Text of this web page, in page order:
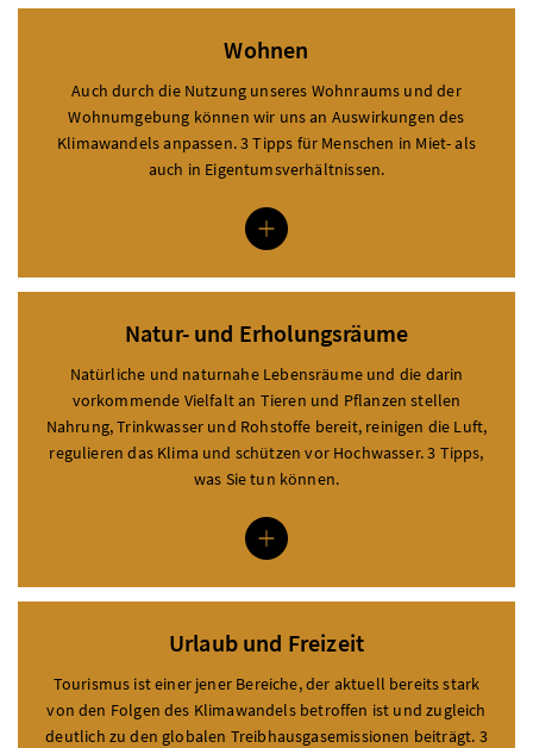
Wohnen
Auch durch die Nutzung unseres Wohnraums und der
Wohnumgebung können wir uns an Auswirkungen des
Klimawandels anpassen. 3 Tipps für Menschen in Miet- als
auch in Eigentumsverhältnissen.
Modal Wohnen öffnen
Natur- und Erholungsräume
Natürliche und naturnahe Lebensräume und die darin
vorkommende Vielfalt an Tieren und Pflanzen stellen
Nahrung, Trinkwasser und Rohstoffe bereit, reinigen die Luft,
regulieren das Klima und schützen vor Hochwasser. 3 Tipps,
was Sie tun können.
Modal Natur- und Erholungsräume öffnen
Urlaub und Freizeit
Tourismus ist einer jener Bereiche, der aktuell bereits stark
von den Folgen des Klimawandels betroffen ist und zugleich
deutlich zu den globalen Treibhausgasemissionen beiträgt. 3
Modal Urlaub und Freizeit öffnen